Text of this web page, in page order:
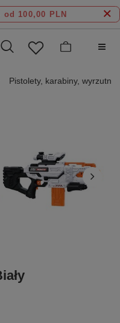
od 100,00 PLN
Pistolety, karabiny, wyrzutnie